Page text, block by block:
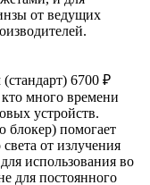
от ведущих
6700 ₽
много времени
устройств.
блокер) помогает
от излучения
использования во
для постоянного